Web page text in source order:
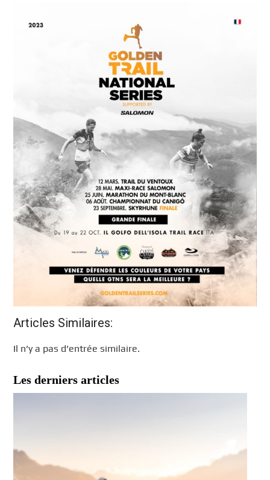
Articles Similaires:
Il n’y a pas d’entrée similaire.
Les derniers articles